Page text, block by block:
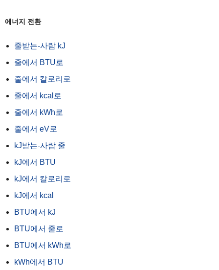
에너지 전환
줄받는-사람 kJ
줄에서 BTU로
줄에서 칼로리로
줄에서 kcal로
줄에서 kWh로
줄에서 eV로
kJ받는-사람 줄
kJ에서 BTU
kJ에서 칼로리로
kJ에서 kcal
BTU에서 kJ
BTU에서 줄로
BTU에서 kWh로
kWh에서 BTU